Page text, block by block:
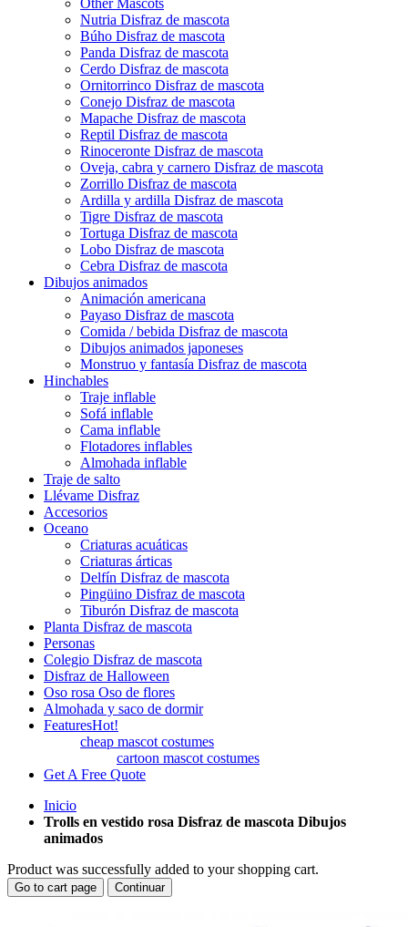
Other Mascots
Nutria Disfraz de mascota
Búho Disfraz de mascota
Panda Disfraz de mascota
Cerdo Disfraz de mascota
Ornitorrinco Disfraz de mascota
Conejo Disfraz de mascota
Mapache Disfraz de mascota
Reptil Disfraz de mascota
Rinoceronte Disfraz de mascota
Oveja, cabra y carnero Disfraz de mascota
Zorrillo Disfraz de mascota
Ardilla y ardilla Disfraz de mascota
Tigre Disfraz de mascota
Tortuga Disfraz de mascota
Lobo Disfraz de mascota
Cebra Disfraz de mascota
Dibujos animados
Animación americana
Payaso Disfraz de mascota
Comida / bebida Disfraz de mascota
Dibujos animados japoneses
Monstruo y fantasía Disfraz de mascota
Hinchables
Traje inflable
Sofá inflable
Cama inflable
Flotadores inflables
Almohada inflable
Traje de salto
Llévame Disfraz
Accesorios
Oceano
Criaturas acuáticas
Criaturas árticas
Delfín Disfraz de mascota
Pingüino Disfraz de mascota
Tiburón Disfraz de mascota
Planta Disfraz de mascota
Personas
Colegio Disfraz de mascota
Disfraz de Halloween
Oso rosa Oso de flores
Almohada y saco de dormir
FeaturesHot!
cheap mascot costumes
cartoon mascot costumes
Get A Free Quote
Inicio
Trolls en vestido rosa Disfraz de mascota Dibujos
animados
Product was successfully added to your shopping cart.
Go to cart page Continuar